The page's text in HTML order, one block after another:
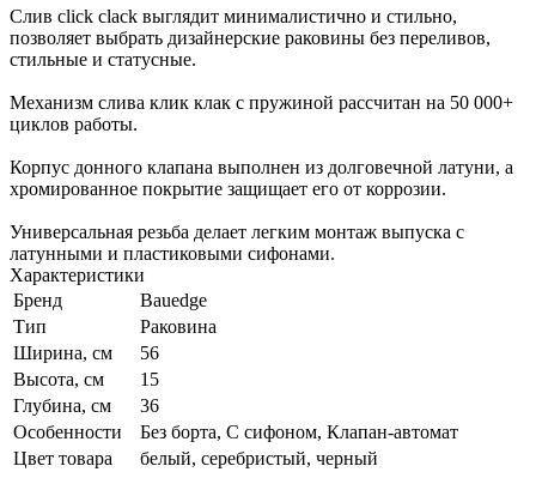
Слив click clack выглядит минималистично и стильно,
позволяет выбрать дизайнерские раковины без переливов,
стильные и статусные.
Механизм слива клик клак с пружиной рассчитан на 50 000+
циклов работы.
Корпус донного клапана выполнен из долговечной латуни, а
хромированное покрытие защищает его от коррозии.
Универсальная резьба делает легким монтаж выпуска с
латунными и пластиковыми сифонами.
Характеристики
Бренд
Bauedge
Тип
Раковина
Ширина, см
56
Высота, см
15
Глубина, см
36
Особенности
Без борта, С сифоном, Клапан-автомат
Цвет товара
белый, серебристый, черный